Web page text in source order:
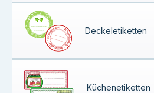
Deckeletiketten
Küchenetiketten